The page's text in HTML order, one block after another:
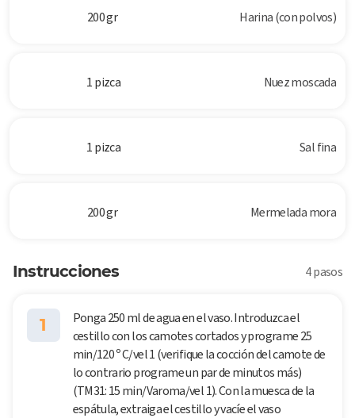
200 gr Harina (con polvos)
1 pizca Nuez moscada
1 pizca Sal fina
200 gr Mermelada mora
Instrucciones 4 pasos
1
Ponga 250 ml de agua en el vaso. Introduzca el
cestillo con los camotes cortados y programe 25
min/120 º C/vel 1 (verifique la cocción del camote de
lo contrario programe un par de minutos más)
(TM31: 15 min/Varoma/vel 1). Con la muesca de la
espátula, extraiga el cestillo y vacíe el vaso